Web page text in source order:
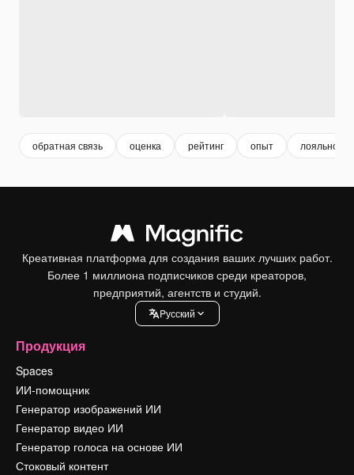
обратная связь оценка рейтинг опыт лояльность
Креативная платформа для создания ваших лучших работ.
Более 1 миллиона подписчиков среди креаторов,
предприятий, агентств и студий.
Pусский
Продукция
Spaces
ИИ-помощник
Генератор изображений ИИ
Генератор видео ИИ
Генератор голоса на основе ИИ
Стоковый контент